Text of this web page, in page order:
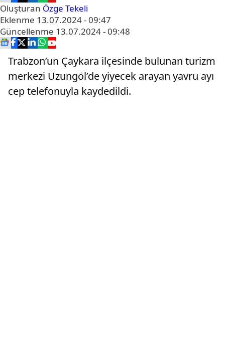
Oluşturan Özge Tekeli
Eklenme 13.07.2024 - 09:47
Güncellenme 13.07.2024 - 09:48
Trabzon’un Çaykara ilçesinde bulunan turizm
merkezi Uzungöl’de yiyecek arayan yavru ayı
cep telefonuyla kaydedildi.